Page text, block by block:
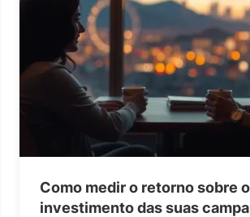
Como medir o retorno sobre o
investimento das suas